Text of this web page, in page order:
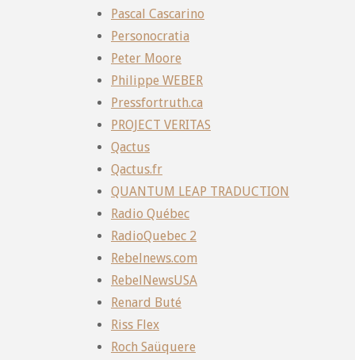
Pascal Cascarino
Personocratia
Peter Moore
Philippe WEBER
Pressfortruth.ca
PROJECT VERITAS
Qactus
Qactus.fr
QUANTUM LEAP TRADUCTION
Radio Québec
RadioQuebec 2
Rebelnews.com
RebelNewsUSA
Renard Buté
Riss Flex
Roch Saüquere